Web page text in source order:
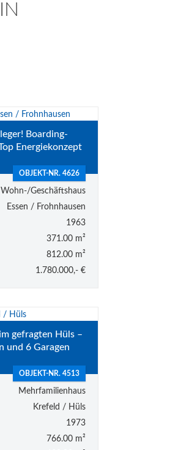
Boarding-
Energiekonzept
OBJEKT-NR. 4626
Wohn-/Geschäftshaus
Essen / Frohnhausen
1963
371.00 m²
812.00 m²
1.780.000,- €
gefragten Hüls –
und 6 Garagen
OBJEKT-NR. 4513
Mehrfamilienhaus
Krefeld / Hüls
1973
766.00 m²